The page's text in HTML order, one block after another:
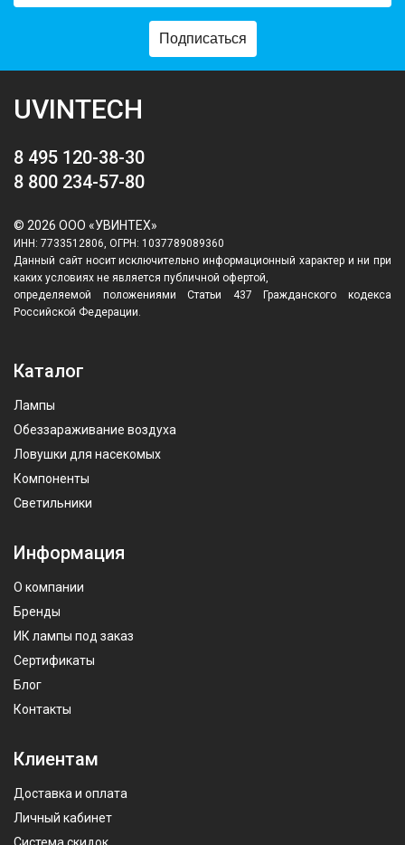
Подписаться
UVINTECH
8 495 120-38-30
8 800 234-57-80
© 2026 ООО «УВИНТЕХ»
ИНН: 7733512806, ОГРН: 1037789089360
Данный сайт носит исключительно информационный характер и ни при
каких условиях не является публичной офертой,
определяемой положениями Статьи 437 Гражданского кодекса
Российской Федерации.
Каталог
Лампы
Обеззараживание воздуха
Ловушки для насекомых
Компоненты
Светильники
Информация
О компании
Бренды
ИК лампы под заказ
Сертификаты
Блог
Контакты
Клиентам
Доставка и оплата
Личный кабинет